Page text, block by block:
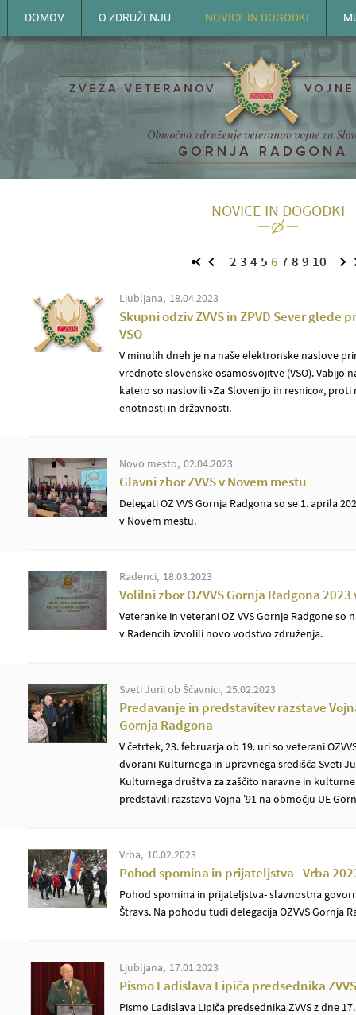
DOMOV O ZDRUŽENJU NOVICE IN DOGODKI
NOVICE IN DOGODKI
2 3 45 6 7 8 9 10
Ljubljana 18.04.2023
Skupni odziv ZVVS in ZPVD Sever glede
VSO
V minulih dneh je na naše elektronske naslove
vrednote slovenske osamosvojitve (VSO). Vabijo
katero so naslovili »Za Slovenijo in resnico«,
enotnosti in državnosti.
Novo mesto 02.04.2023
Glavni zbor ZVVS v Novem mestu
Delegati OZ VVS Gornja Radgona so se 1. aprila
v Novem mestu.
Radenci 18.03.2023
Volilni zbor OZVVS Gornja Radgona 2023
Veteranke in veterani OZ VVS Gornje Radgone so
v Radencih izvolili novo vodstvo združenja.
Sveti Jurij ob Ščavnici 25.02.2023
Predavanje in predstavitev razstave
Gornja Radgona
V četrtek, 23. februarja ob 19. uri so veterani
dvorani Kulturnega in upravnega središča Sveti
Kulturnega društva za zaščito naravne in
predstavili razstavo Vojna ’91 na območju UE
Vrba 10.02.2023
Pohod spomina in prijateljstva - Vrba
Pohod spomina in prijateljstva- slavnostna
Štravs. Na pohodu tudi delegacija OZVVS Gornja
Ljubljana 17.01.2023
Pismo Ladislava Lipiča predsednika ZVVS
Pismo Ladislava Lipiča predsednika ZVVS z dne